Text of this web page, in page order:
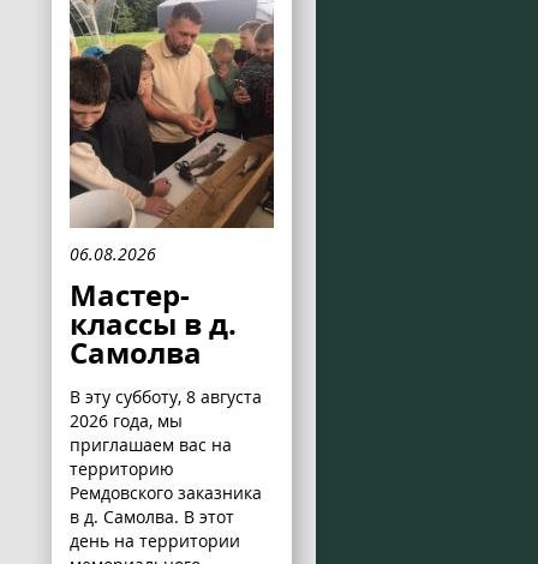
06.08.2026
Мастер-
классы в д.
Самолва
В эту субботу, 8 августа
2026 года, мы
приглашаем вас на
территорию
Ремдовского заказника
в д. Самолва. В этот
день на территории